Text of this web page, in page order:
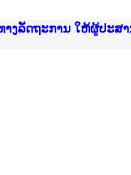
ການ ແລະ ແອັບກົດໝາຍ
ງລັດຖະການ ໃຫ້ຜູ້ປະສ
ບັດວຽກງານຈົດໝາຍເຫ
າຍເຫດທາງລັດຖະການ
າຍເຫດທາງລັດຖະການ
ຊຈົດໝາຍເຫດທາງລັດຖ
ຊຈົດໝາຍເຫດທາງລັດຖ
ດຖະການໃຫ້ຜູ້ປະສານງ
ງລັດຖະການ ໃຫ້ຜູ້ປະສ